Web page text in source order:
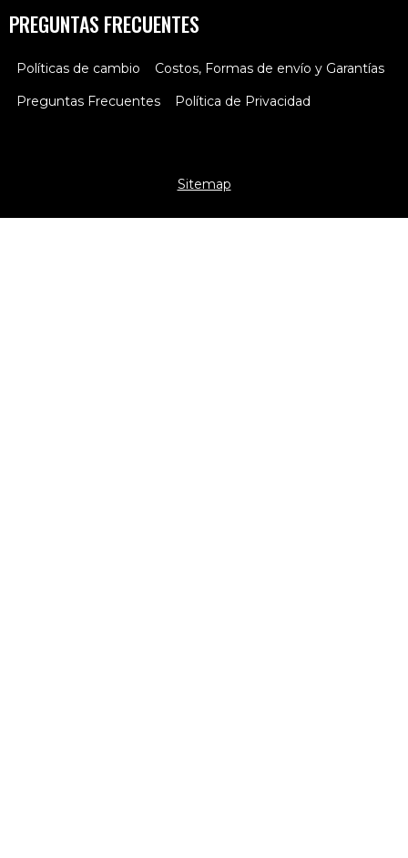
PREGUNTAS FRECUENTES
Políticas de cambio
Costos, Formas de envío y Garantías
Preguntas Frecuentes
Política de Privacidad
Sitemap